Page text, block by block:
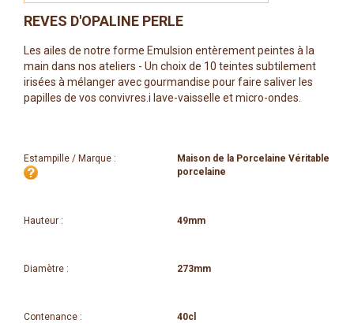
REVES D'OPALINE PERLE
Les ailes de notre forme Emulsion entèrement peintes à la
main dans nos ateliers - Un choix de 10 teintes subtilement
irisées à mélanger avec gourmandise pour faire saliver les
papilles de vos convivres.i lave-vaisselle et micro-ondes.
Estampille / Marque :
Maison de la Porcelaine Véritable
porcelaine
Hauteur : 49mm
Diamètre : 273mm
Contenance : 40cl